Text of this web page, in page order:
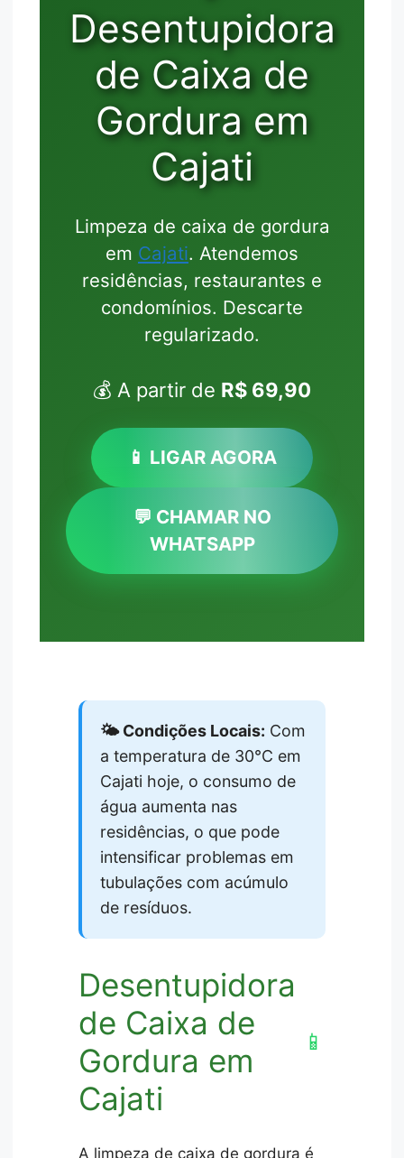
Desentupidora
de Caixa de
Gordura em
Cajati
Limpeza de caixa de gordura
em Cajati. Atendemos
residências, restaurantes e
condomínios. Descarte
regularizado.
💰 A partir de R$ 69,90
📱 LIGAR AGORA
💬 CHAMAR NO
WHATSAPP
🌤️ Condições Locais: Com
a temperatura de 30°C em
Cajati hoje, o consumo de
água aumenta nas
residências, o que pode
intensificar problemas em
tubulações com acúmulo
de resíduos.
Desentupidora
de Caixa de
Gordura em
Cajati
📱
A limpeza de caixa de gordura é